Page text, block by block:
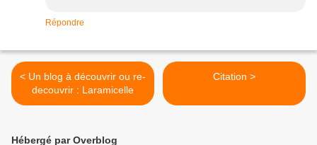
Répondre
< Un blog à découvrir ou re-
decouvrir : Laramicelle
Citation >
Hébergé par Overblog